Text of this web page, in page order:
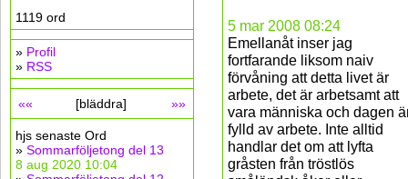
5 mar 2008 08:24
Emellanåt inser jag
fortfarande liksom naiv
förvåning att detta livet är
arbete, det är arbetsamt att
vara människa och dagen
fylld av arbete. Inte alltid
handlar det om att lyfta
gråsten från tröstlös
1119 ord
» Profil
» RSS
«« [bläddra] »»
hjs senaste Ord
» Sommarföljetong del 13
8 aug 2020 10:04